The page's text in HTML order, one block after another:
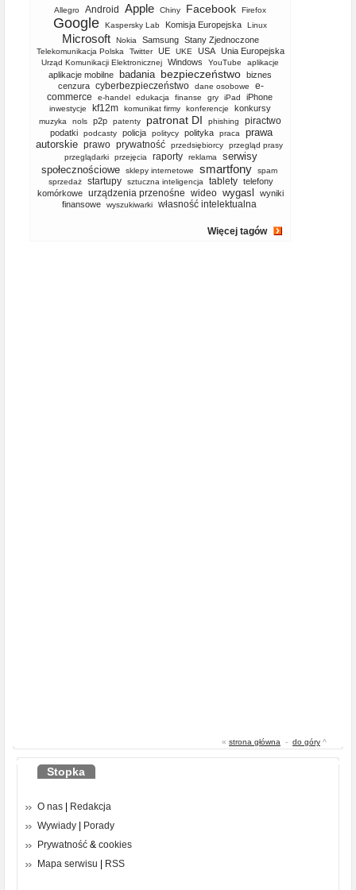
Allegro Android Apple Chiny Facebook Firefox
Google Kaspersky Lab Komisja Europejska Linux
Microsoft Nokia Samsung Stany Zjednoczone
Telekomunikacja Polska Twitter UE UKE USA Unia Europejska
Urząd Komunikacji Elektronicznej Windows YouTube aplikacje
aplikacje mobilne badania bezpieczeństwo biznes
cenzura cyberbezpieczeństwo dane osobowe
e-
commerce
e-handel edukacja finanse gry iPad iPhone
inwestycje kf12m komunikat firmy konferencje konkursy
muzyka nols p2p patenty patronat DI phishing piractwo
podatki podcasty policja politycy polityka praca
prawa
autorskie prawo prywatność przedsiębiorcy
przegląd prasy
przeglądarki
przejęcia raporty reklama
serwisy
społecznościowe
sklepy internetowe smartfony
spam
sprzedaż
startupy sztuczna inteligencja tablety telefony
komórkowe
urządzenia przenośne wideo wygasl
wyniki
finansowe
wyszukiwarki własność intelektualna
Więcej tagów
« strona główna - do góry ^
Stopka
O nas | Redakcja
Wywiady | Porady
Prywatność & cookies
Mapa serwisu | RSS